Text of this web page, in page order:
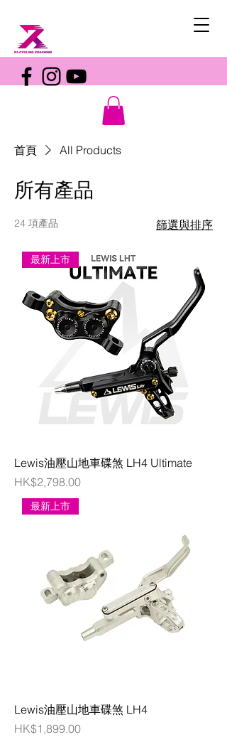
首頁 All Products
所有產品
24 項產品 篩選與排序
最新上市
Lewis油壓山地車碟煞 LH4 Ultimate
價格
HK$2,798.00
最新上市
Lewis油壓山地車碟煞 LH4
價格
HK$1,899.00